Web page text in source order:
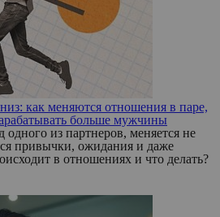
как меняются отношения в паре,
больше мужчины
одного из партнеров, меняется не
привычки, ожидания и даже
в отношениях и что делать?